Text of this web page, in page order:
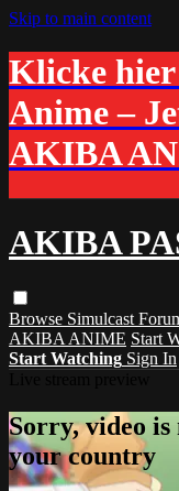
Skip to main content
Klicke
Anime –
AKIBA
AKIBA
Browse Simulcast
AKIBA ANIME Start
Start Watching Sign In
Sorry, video
your country